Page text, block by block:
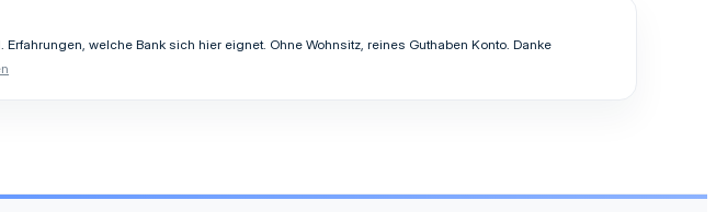
welche Bank sich hier eignet. Ohne Wohnsitz, reines Guthaben Konto. Danke